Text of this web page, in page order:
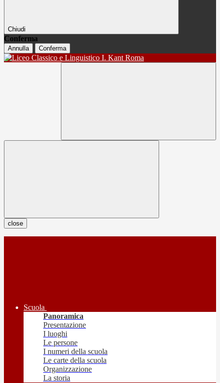
Chiudi
Conferma
Annulla Conferma
close
Scuola
Panoramica
Presentazione
I luoghi
Le persone
I numeri della scuola
Le carte della scuola
Organizzazione
La storia